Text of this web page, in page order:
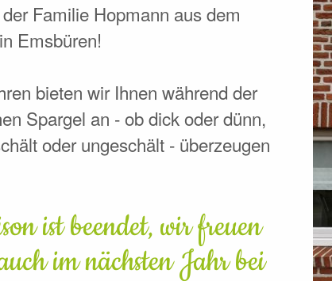
Familie Hopmann aus dem
Emsbüren!
bieten wir Ihnen während der
Spargel an - ob dick oder dünn,
oder ungeschält - überzeugen
ist beendet, wir freuen
im nächsten Jahr bei